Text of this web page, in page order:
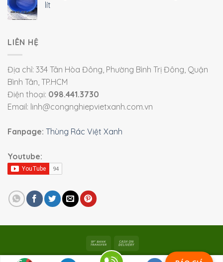
lít
LIÊN HỆ
Địa chỉ: 334 Tân Hòa Đông, Phường Bình Trị Đông, Quận
Bình Tân, TP.HCM
Điện thoại: 098.441.3730
Email: linh@congnghiepvietxanh.com.vn
Fanpage: Thùng Rác Việt Xanh
Youtube:
Bản quyền 2026 © Viet Xanh Industry|Thiết bị công